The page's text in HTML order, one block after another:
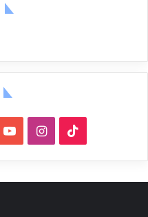
o
u
I
n
s
i
k